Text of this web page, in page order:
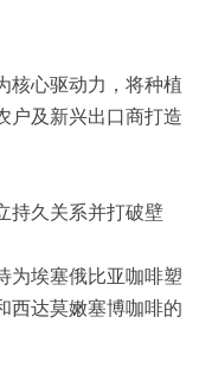
核心驱动力，将种植
户及新兴出口商打造
持久关系并打破壁
为埃塞俄比亚咖啡塑
西达莫嫩塞博咖啡的